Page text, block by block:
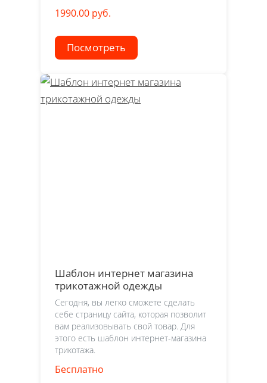
1990.00 руб.
Посмотреть
Шаблон интернет магазина
трикотажной одежды
Сегодня, вы легко сможете сделать
себе страницу сайта, которая позволит
вам реализовывать свой товар. Для
этого есть шаблон интернет-магазина
трикотажа.
Бесплатно